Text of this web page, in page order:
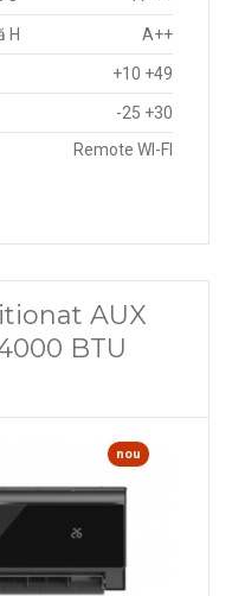
H A++
+10 +49
-25 +30
Remote WI-FI
AUX
BTU
nou